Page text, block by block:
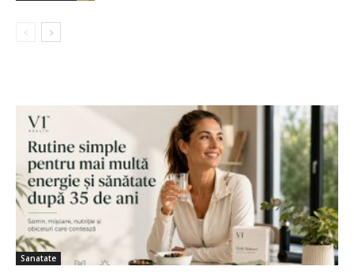
Sanatate